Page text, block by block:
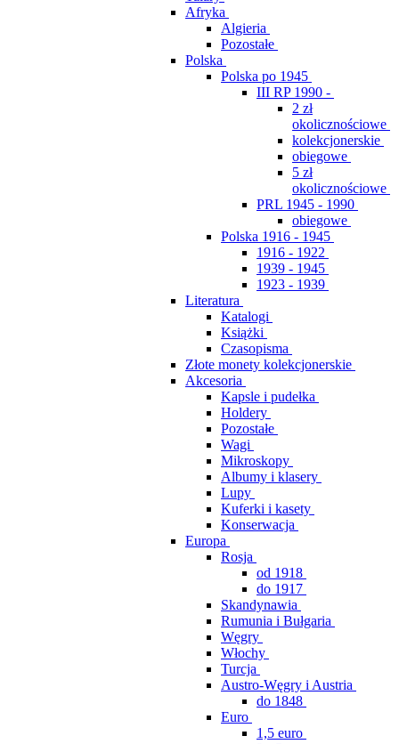
Afryka
Algieria
Pozostałe
Polska
Polska po 1945
III RP 1990 -
2 zł
okolicznościowe
kolekcjonerskie
obiegowe
5 zł
okolicznościowe
PRL 1945 - 1990
obiegowe
Polska 1916 - 1945
1916 - 1922
1939 - 1945
1923 - 1939
Literatura
Katalogi
Książki
Czasopisma
Złote monety kolekcjonerskie
Akcesoria
Kapsle i pudełka
Holdery
Pozostałe
Wagi
Mikroskopy
Albumy i klasery
Lupy
Kuferki i kasety
Konserwacja
Europa
Rosja
od 1918
do 1917
Skandynawia
Rumunia i Bułgaria
Węgry
Włochy
Turcja
Austro-Węgry i Austria
do 1848
Euro
1,5 euro